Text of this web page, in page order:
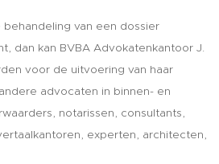
van een dossier
dan kan BVBA Advokatenkantoor J.
voor de uitvoering van haar
advocaten in binnen- en
notarissen, consultants,
experten, architecten,